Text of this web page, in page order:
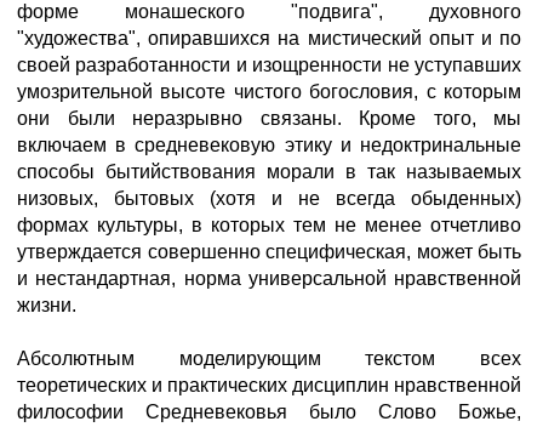
форме монашеского "подвига", духовного
"художества", опиравшихся на мистический опыт и по
своей разработанности и изощренности не уступавших
умозрительной высоте чистого богословия, с которым
они были неразрывно связаны. Кроме того, мы
включаем в средневековую этику и недоктринальные
способы бытийствования морали в так называемых
низовых, бытовых (хотя и не всегда обыденных)
формах культуры, в которых тем не менее отчетливо
утверждается совершенно специфическая, может быть
и нестандартная, норма универсальной нравственной
жизни.
Абсолютным моделирующим текстом всех
теоретических и практических дисциплин нравственной
философии Средневековья было Слово Божье,